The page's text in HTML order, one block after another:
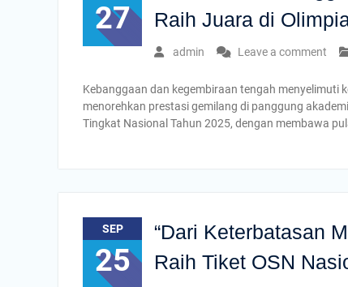
27
Raih Juara di
admin Leave a comment
Kebanggaan dan kegembiraan tengah menyelimuti
menorehkan prestasi gemilang di panggung
Tingkat Nasional Tahun 2025, dengan membawa
SEP
25
“Dari Keterbatasan
Raih Tiket OSN